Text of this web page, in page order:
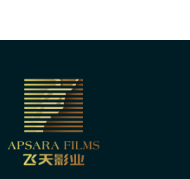
海南大学小仙鹤公益艺术团：唱响红色岁月
昨天 10:03
时隔12年再签代言人，国民薯片可比克为何